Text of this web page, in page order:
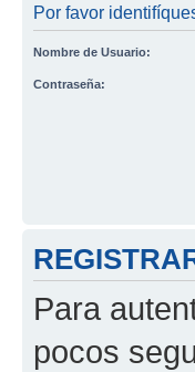
Por favor
Nombre de Usuario:
Contraseña:
Para
pocos